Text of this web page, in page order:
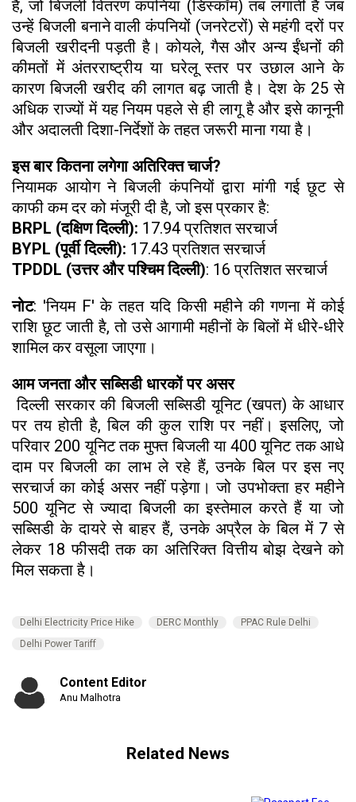
है, जो बिजली वितरण कंपनियां (डिस्कॉम) तब लगाती हैं जब
उन्हें बिजली बनाने वाली कंपनियों (जनरेटरों) से महंगी दरों पर
बिजली खरीदनी पड़ती है। कोयले, गैस और अन्य ईंधनों की
कीमतों में अंतरराष्ट्रीय या घरेलू स्तर पर उछाल आने के
कारण बिजली खरीद की लागत बढ़ जाती है। देश के 25 से
अधिक राज्यों में यह नियम पहले से ही लागू है और इसे कानूनी
और अदालती दिशा-निर्देशों के तहत जरूरी माना गया है।
इस बार कितना लगेगा अतिरिक्त चार्ज?
नियामक आयोग ने बिजली कंपनियों द्वारा मांगी गई छूट से
काफी कम दर को मंजूरी दी है, जो इस प्रकार है:
BRPL (दक्षिण दिल्ली): 17.94 प्रतिशत सरचार्ज
BYPL (पूर्वी दिल्ली): 17.43 प्रतिशत सरचार्ज
TPDDL (उत्तर और पश्चिम दिल्ली): 16 प्रतिशत सरचार्ज
नोट: 'नियम F' के तहत यदि किसी महीने की गणना में कोई
राशि छूट जाती है, तो उसे आगामी महीनों के बिलों में धीरे-धीरे
शामिल कर वसूला जाएगा।
आम जनता और सब्सिडी धारकों पर असर
दिल्ली सरकार की बिजली सब्सिडी यूनिट (खपत) के आधार
पर तय होती है, बिल की कुल राशि पर नहीं। इसलिए, जो
परिवार 200 यूनिट तक मुफ्त बिजली या 400 यूनिट तक आधे
दाम पर बिजली का लाभ ले रहे हैं, उनके बिल पर इस नए
सरचार्ज का कोई असर नहीं पड़ेगा। जो उपभोक्ता हर महीने
500 यूनिट से ज्यादा बिजली का इस्तेमाल करते हैं या जो
सब्सिडी के दायरे से बाहर हैं, उनके अप्रैल के बिल में 7 से
लेकर 18 फीसदी तक का अतिरिक्त वित्तीय बोझ देखने को
मिल सकता है।
Delhi Electricity Price Hike DERC Monthly
PPAC Rule Delhi
Delhi Power Tariff
Content Editor
Anu Malhotra
Related News